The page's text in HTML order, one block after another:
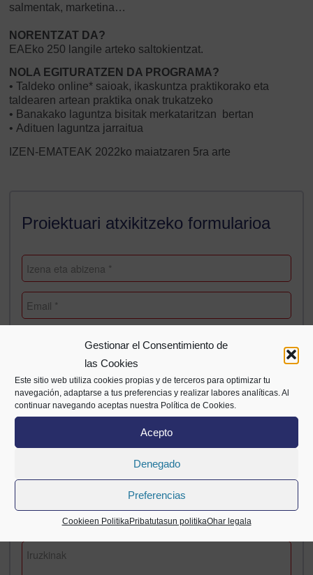
Gestionar el Consentimiento de
las Cookies
Este sitio web utiliza cookies propias y de terceros para optimizar tu
navegación, adaptarse a tus preferencias y realizar labores analíticas. Al
continuar navegando aceptas nuestra Política de Cookies.
Acepto
Denegado
Preferencias
Cookieen PolitikaPribatutasun politikaOhar legala
salmentak, marketina…
NORENTZAT DA?
EAEko 250 langile arteko saltokientzat.
NOLA EGITURATZEN DA PROGRAMA?
• Taldeko online* saioak, ikaskuntza praktikorako eta
taldearen artean praktika onak trukatzeko
• Banakako laguntza bisitak merkataritzan bertan
• Adituen laguntza jarraitua
IZEN-EMATEAK 2022ko maiatzaren 5ra arte
Proiektuari atxikitzeko formularioa